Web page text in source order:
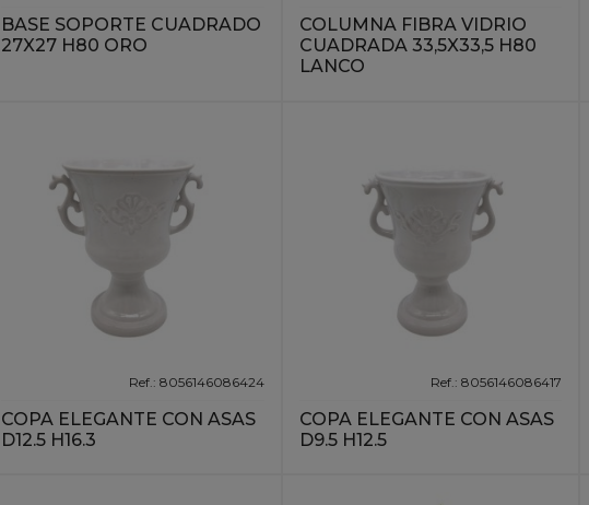
BASE SOPORTE CUADRADO
27X27 H80 ORO
COLUMNA FIBRA VIDRIO
CUADRADA 33,5X33,5 H80
LANCO
Ref.: 8056146086424
COPA ELEGANTE CON ASAS
D12.5 H16.3
Ref.: 8056146086417
COPA ELEGANTE CON ASAS
D9.5 H12.5